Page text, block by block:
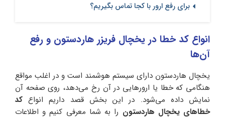
برای رفع ارور با کجا تماس بگیریم؟
انواع کد خطا در یخچال‌ فریزر هاردستون و رفع
آن‌ها
یخچال هاردستون دارای سیستم هوشمند است و در اغلب مواقع
هنگامی که خطا یا ارورهایی در آن رخ می‌دهد، روی صفحه آن
نمایش داده می‌شود. در این بخش قصد داریم انواع کد
خطاهای یخچال هاردستون را به شما معرفی کنیم و اطلاعات